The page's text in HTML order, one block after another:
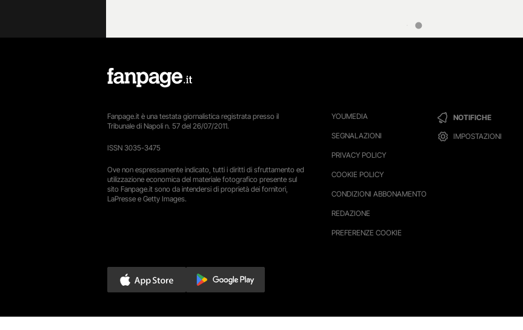
YOUMEDIA
SEGNALAZIONI
PRIVACY POLICY
COOKIE POLICY
CONDIZIONI ABBONAMENTO
REDAZIONE
PREFERENZE COOKIE
NOTIFICHE
IMPOSTAZIONI
Fanpage.it è una testata giornalistica registrata presso il
Tribunale di Napoli n. 57 del 26/07/2011.
ISSN 3035-3475
Ove non espressamente indicato, tutti i diritti di sfruttamento ed
utilizzazione economica del materiale fotografico presente sul
sito Fanpage.it sono da intendersi di proprietà dei fornitori,
LaPresse e Getty Images.